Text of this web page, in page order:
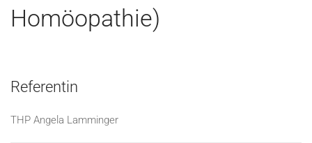
Homöopathie)
Referentin
THP Angela Lamminger